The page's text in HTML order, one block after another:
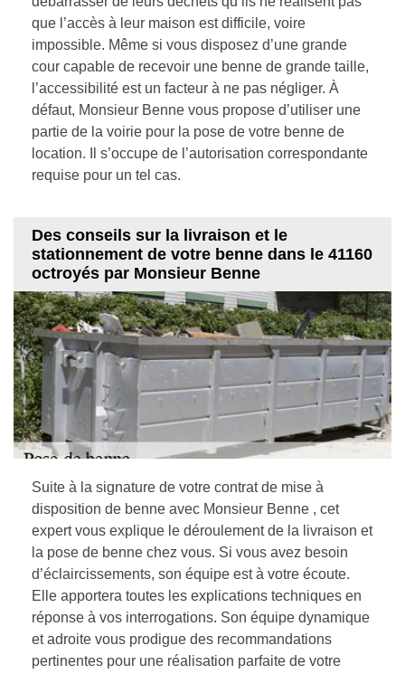
que l’accès à leur maison est difficile, voire
impossible. Même si vous disposez d’une grande
cour capable de recevoir une benne de grande taille,
l’accessibilité est un facteur à ne pas négliger. À
défaut, Monsieur Benne vous propose d’utiliser une
partie de la voirie pour la pose de votre benne de
location. Il s’occupe de l’autorisation correspondante
requise pour un tel cas.
Des conseils sur la livraison et le
stationnement de votre benne dans le 41160
octroyés par Monsieur Benne
Suite à la signature de votre contrat de mise à
disposition de benne avec Monsieur Benne , cet
expert vous explique le déroulement de la livraison et
la pose de benne chez vous. Si vous avez besoin
d’éclaircissements, son équipe est à votre écoute.
Elle apportera toutes les explications techniques en
réponse à vos interrogations. Son équipe dynamique
et adroite vous prodigue des recommandations
pertinentes pour une réalisation parfaite de votre